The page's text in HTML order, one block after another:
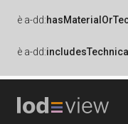
è a-dd:
è a-dd: